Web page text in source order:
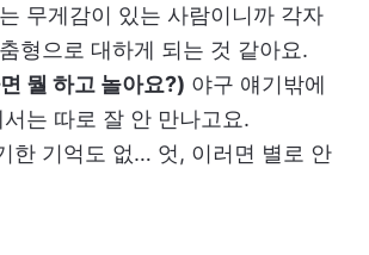
무게감이 있는 사람이니까 각자
형으로 대하게 되는 것 같아요.
뭘 하고 놀아요?) 야구 얘기밖에
는 따로 잘 안 만나고요.
한 기억도 없… 엇, 이러면 별로 안